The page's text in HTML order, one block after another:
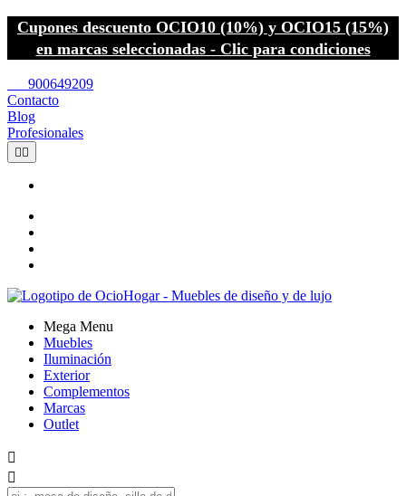
Cupones descuento OCIO10 (10%) y OCIO15 (15%)
en marcas seleccionadas - Clic para condiciones
900649209
Contacto
Blog
Profesionales
 
Mega Menu
Muebles
Iluminación
Exterior
Complementos
Marcas
Outlet

